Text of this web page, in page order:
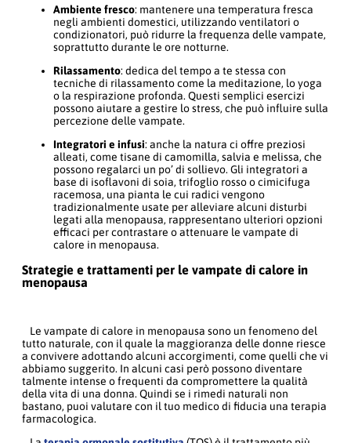
Ambiente fresco: mantenere una temperatura fresca
negli ambienti domestici, utilizzando ventilatori o
condizionatori, può ridurre la frequenza delle vampate,
soprattutto durante le ore notturne.
Rilassamento: dedica del tempo a te stessa con
tecniche di rilassamento come la meditazione, lo yoga
o la respirazione profonda. Questi semplici esercizi
possono aiutare a gestire lo stress, che può influire sulla
percezione delle vampate.
Integratori e infusi: anche la natura ci offre preziosi
alleati, come tisane di camomilla, salvia e melissa, che
possono regalarci un po’ di sollievo. Gli integratori a
base di isoflavoni di soia, trifoglio rosso o cimicifuga
racemosa, una pianta le cui radici vengono
tradizionalmente usate per alleviare alcuni disturbi
legati alla menopausa, rappresentano ulteriori opzioni
efficaci per contrastare o attenuare le vampate di
calore in menopausa.
Strategie e trattamenti per le vampate di calore in
menopausa
Le vampate di calore in menopausa sono un fenomeno del
tutto naturale, con il quale la maggioranza delle donne riesce
a convivere adottando alcuni accorgimenti, come quelli che vi
abbiamo suggerito. In alcuni casi però possono diventare
talmente intense o frequenti da compromettere la qualità
della vita di una donna. Quindi se i rimedi naturali non
bastano, puoi valutare con il tuo medico di fiducia una terapia
farmacologica.